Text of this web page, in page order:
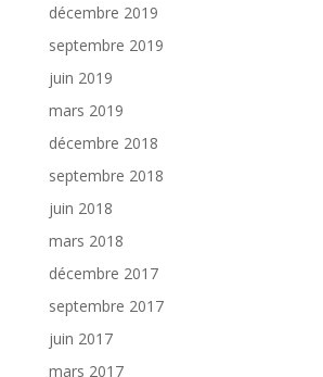
décembre 2019
septembre 2019
juin 2019
mars 2019
décembre 2018
septembre 2018
juin 2018
mars 2018
décembre 2017
septembre 2017
juin 2017
mars 2017